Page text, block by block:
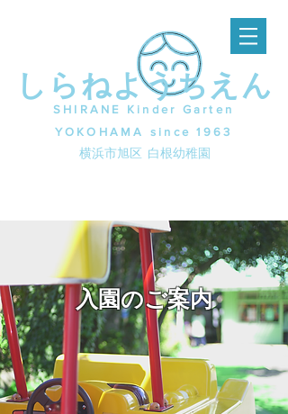
しらねようちえん
SHIRANE Kinder Garten
YOKOHAMA since 1963
横浜市旭区 白根幼稚園
入園のご案内